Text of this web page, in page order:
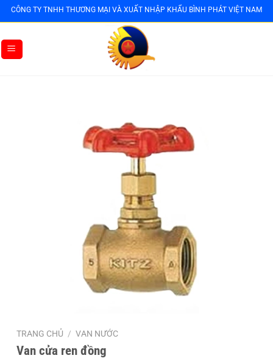
qua
nội
dung
CÔNG TY TNHH THƯƠNG MẠI VÀ XUẤT NHẬP KHẨU BÌNH PHÁT VIỆT NAM
TRANG CHỦ / VAN NƯỚC
Van cửa ren đồng